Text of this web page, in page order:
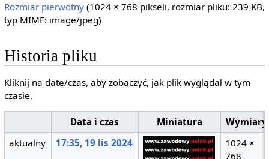
Rozmiar pierwotny‎ (1024 × 768 pikseli, rozmiar pliku: 239 KB,
typ MIME: image/jpeg)
Historia pliku
Kliknij na datę/czas, aby zobaczyć, jak plik wyglądał w tym
czasie.
Data i czas Miniatura
Wymiary
aktualny
17:35, 19 lis 2024
1024 ×
768